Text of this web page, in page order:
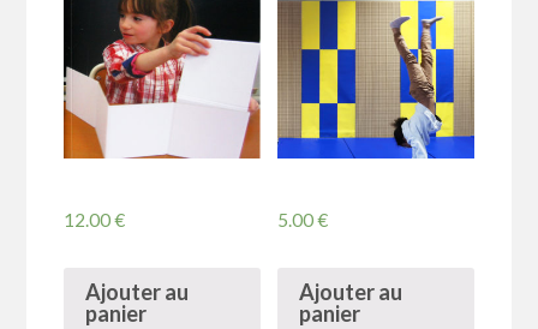
12.00€
Ajouter au
panier
5.00€
Ajouter au
panier